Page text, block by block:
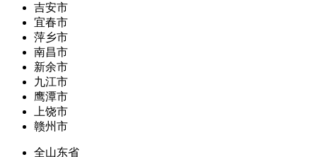
吉安市
宜春市
萍乡市
南昌市
新余市
九江市
鹰潭市
上饶市
赣州市
全山东省